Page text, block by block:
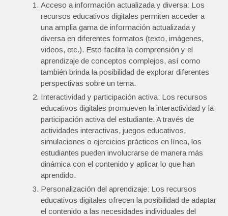
Acceso a información actualizada y diversa: Los
recursos educativos digitales permiten acceder a
una amplia gama de información actualizada y
diversa en diferentes formatos (texto, imágenes,
videos, etc.). Esto facilita la comprensión y el
aprendizaje de conceptos complejos, así como
también brinda la posibilidad de explorar diferentes
perspectivas sobre un tema.
Interactividad y participación activa: Los recursos
educativos digitales promueven la interactividad y la
participación activa del estudiante. A través de
actividades interactivas, juegos educativos,
simulaciones o ejercicios prácticos en línea, los
estudiantes pueden involucrarse de manera más
dinámica con el contenido y aplicar lo que han
aprendido.
Personalización del aprendizaje: Los recursos
educativos digitales ofrecen la posibilidad de adaptar
el contenido a las necesidades individuales del